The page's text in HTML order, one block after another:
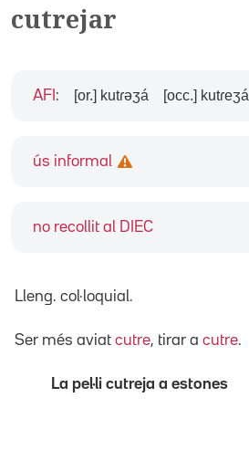
cutrejar
ús informal
no recollit al DIEC
AFI : [or.] kutɾəʒá [occ.] kutɾeʒá
Lleng. col·loquial.
Ser més aviat cutre, tirar a cutre.
La pel·li cutreja a estones